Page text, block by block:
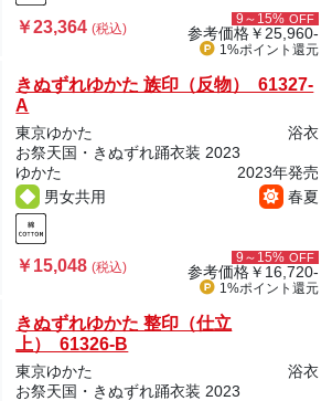
￥23,364(税込)
9～15% OFF
参考価格￥25,960-
1%ポイント 還元
きぬずれゆかた 族印（反物） 61327-
A
東京ゆかた
浴衣
お祭天国・きぬずれ踊衣装 2023
ゆかた
2023年発売
男女共用
春夏
￥15,048(税込)
9～15% OFF
参考価格￥16,720-
1%ポイント 還元
きぬずれゆかた 整印（仕立
上） 61326-B
東京ゆかた
浴衣
お祭天国・きぬずれ踊衣装 2023